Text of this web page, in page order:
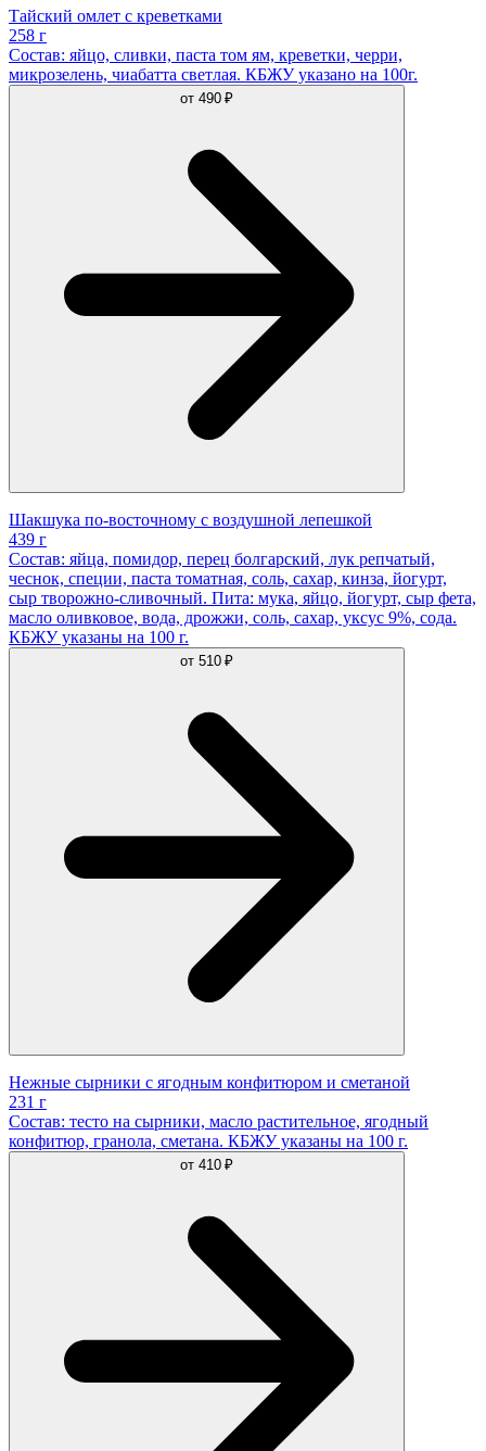
Тайский омлет с креветками
258 г
Состав: яйцо, сливки, паста том ям, креветки, черри,
микрозелень, чиабатта светлая. КБЖУ указано на 100г.
от 490 ₽
Шакшука по-восточному с воздушной лепешкой
439 г
Состав: яйца, помидор, перец болгарский, лук репчатый,
чеснок, специи, паста томатная, соль, сахар, кинза, йогурт,
сыр творожно-сливочный. Пита: мука, яйцо, йогурт, сыр фета,
масло оливковое, вода, дрожжи, соль, сахар, уксус 9%, сода.
КБЖУ указаны на 100 г.
от 510 ₽
Нежные сырники с ягодным конфитюром и сметаной
231 г
Состав: тесто на сырники, масло растительное, ягодный
конфитюр, гранола, сметана. КБЖУ указаны на 100 г.
от 410 ₽